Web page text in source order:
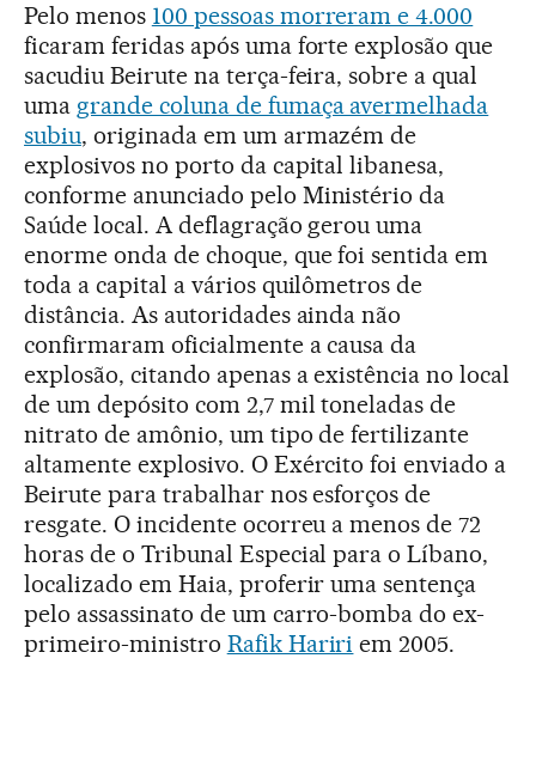
Pelo menos 100 pessoas morreram e 4.000
ficaram feridas após uma forte explosão que
sacudiu Beirute na terça-feira, sobre a qual
uma grande coluna de fumaça avermelhada
subiu, originada em um armazém de
explosivos no porto da capital libanesa,
conforme anunciado pelo Ministério da
Saúde local. A deflagração gerou uma
enorme onda de choque, que foi sentida em
toda a capital a vários quilômetros de
distância. As autoridades ainda não
confirmaram oficialmente a causa da
explosão, citando apenas a existência no local
de um depósito com 2,7 mil toneladas de
nitrato de amônio, um tipo de fertilizante
altamente explosivo. O Exército foi enviado a
Beirute para trabalhar nos esforços de
resgate. O incidente ocorreu a menos de 72
horas de o Tribunal Especial para o Líbano,
localizado em Haia, proferir uma sentença
pelo assassinato de um carro-bomba do ex-
primeiro-ministro Rafik Hariri em 2005.